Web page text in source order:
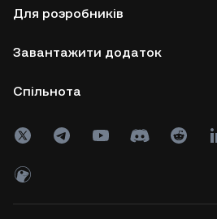
Для розробників
Завантажити додаток
Спільнота